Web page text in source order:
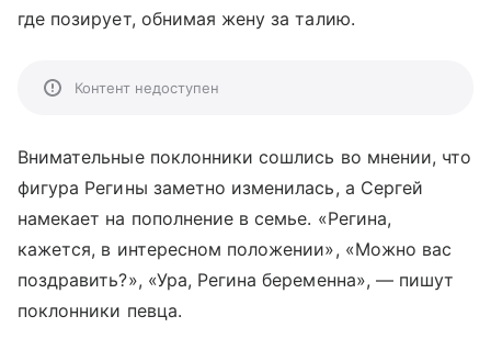
где позирует, обнимая жену за талию.
Контент недоступен
Внимательные поклонники сошлись во мнении, что
фигура Регины заметно изменилась, а Сергей
намекает на пополнение в семье. «Регина,
кажется, в интересном положении», «Можно вас
поздравить?», «Ура, Регина беременна», — пишут
поклонники певца.